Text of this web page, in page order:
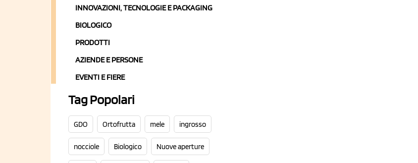
INNOVAZIONI, TECNOLOGIE E PACKAGING
BIOLOGICO
PRODOTTI
AZIENDE E PERSONE
EVENTI E FIERE
Tag Popolari
GDO Ortofrutta mele ingrosso
nocciole Biologico Nuove aperture